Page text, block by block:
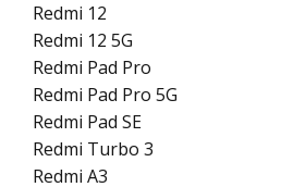
Redmi 12
Redmi 12 5G
Redmi Pad Pro
Redmi Pad Pro 5G
Redmi Pad SE
Redmi Turbo 3
Redmi A3